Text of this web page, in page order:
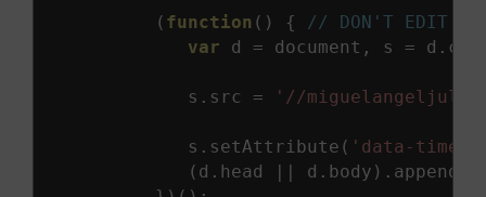
( function () {
// DON'T EDIT
var d = document , s = d .
              s
. src = '//
              s
. setAttribute ( 'data-
( d . head || d . body ).